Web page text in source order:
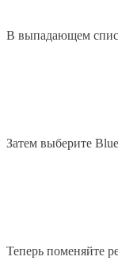
В выпадающем
Затем выберите
Теперь поменяйте